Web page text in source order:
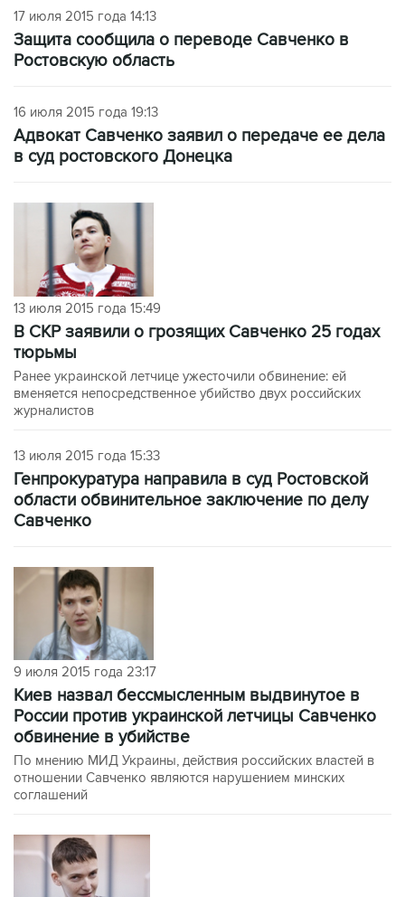
17 июля 2015 года 14:13
Защита сообщила о переводе Савченко в
Ростовскую область
16 июля 2015 года 19:13
Адвокат Савченко заявил о передаче ее дела
в суд ростовского Донецка
13 июля 2015 года 15:49
В СКР заявили о грозящих Савченко 25 годах
тюрьмы
Ранее украинской летчице ужесточили обвинение: ей
вменяется непосредственное убийство двух российских
журналистов
13 июля 2015 года 15:33
Генпрокуратура направила в суд Ростовской
области обвинительное заключение по делу
Савченко
9 июля 2015 года 23:17
Киев назвал бессмысленным выдвинутое в
России против украинской летчицы Савченко
обвинение в убийстве
По мнению МИД Украины, действия российских властей в
отношении Савченко являются нарушением минских
соглашений